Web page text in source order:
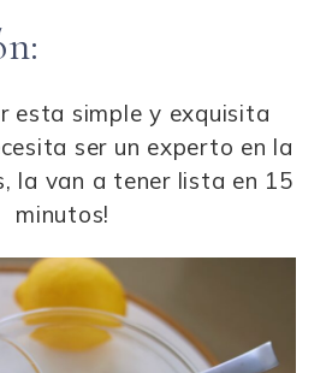
esta simple y exquisita
ser un experto en la
la van a tener lista en 15
minutos!